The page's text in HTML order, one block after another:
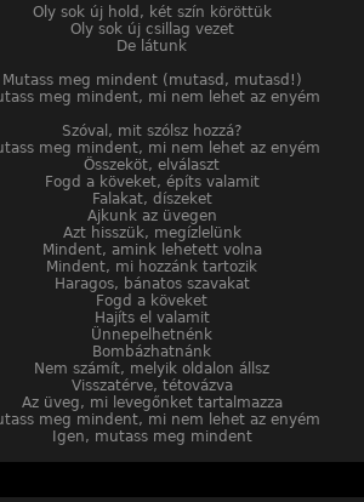
Oly sok új hold, két szín köröttük
Oly sok új csillag vezet
De látunk
Mutass meg mindent (mutasd, mutasd!)
meg mindent, mi nem lehet az enyém
Szóval, mit szólsz hozzá?
meg mindent, mi nem lehet az enyém
Összeköt, elválaszt
Fogd a köveket, építs valamit
Falakat, díszeket
Ajkunk az üvegen
Azt hisszük, megízlelünk
Mindent, amink lehetett volna
Mindent, mi hozzánk tartozik
Haragos, bánatos szavakat
Fogd a köveket
Hajíts el valamit
Ünnepelhetnénk
Bombázhatnánk
Nem számít, melyik oldalon állsz
Visszatérve, tétovázva
Az üveg, mi levegőnket tartalmazza
meg mindent, mi nem lehet az enyém
Igen, mutass meg mindent